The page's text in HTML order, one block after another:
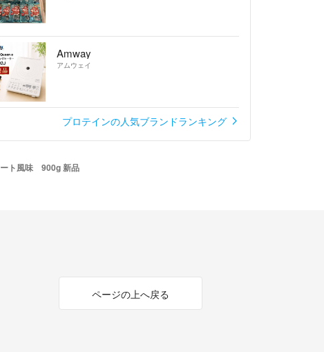
Amway
アムウェイ
プロテインの人気ブランドランキング
ト風味 900g 新品
ページの上へ戻る